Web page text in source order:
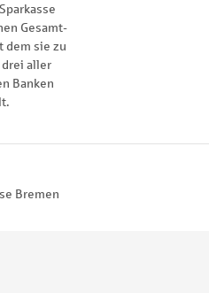
Gesamt-
dem sie zu
drei aller
Banken
Bremen